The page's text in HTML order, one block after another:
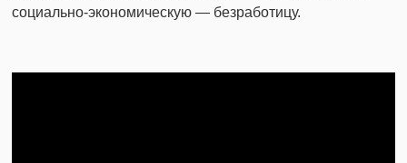
социально-экономическую — безработицу.